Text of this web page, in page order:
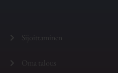
Sijoittaminen
Oma talous